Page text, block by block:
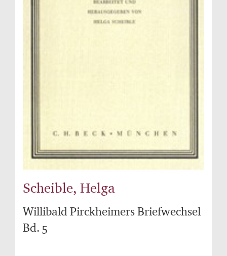
Scheible, Helga
Willibald Pirckheimers Briefwechsel
Bd. 5